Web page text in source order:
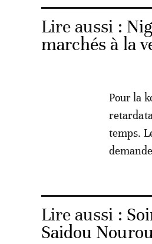
Lire aussi :
marchés à la
Pour la
temps.
Lire aussi :
Saidou